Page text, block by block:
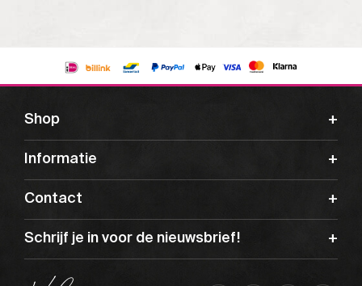
Shop
Informatie
Contact
Schrijf je in voor de nieuwsbrief!